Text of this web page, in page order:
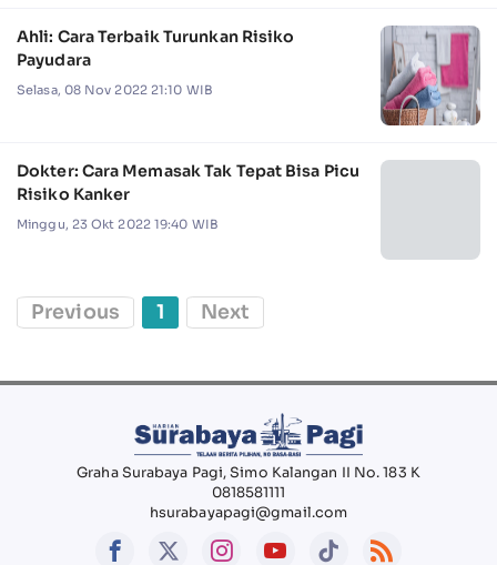
Ahli: Cara Terbaik Turunkan Risiko
Payudara
Selasa, 08 Nov 2022 21:10 WIB
Dokter: Cara Memasak Tak Tepat Bisa Picu
Risiko Kanker
Minggu, 23 Okt 2022 19:40 WIB
Previous 1 Next
Graha Surabaya Pagi, Simo Kalangan II No. 183 K
0818581111
hsurabayapagi@gmail.com